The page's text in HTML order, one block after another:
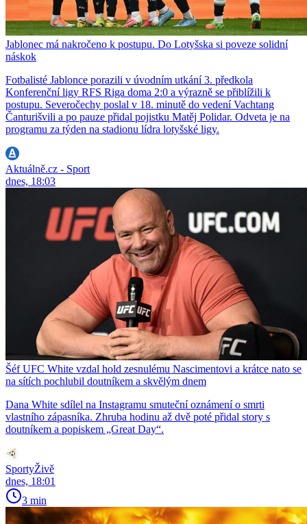
Jablonec má nakročeno k postupu. Do Lotyšska si poveze solidní
náskok
Fotbalisté Jablonce porazili v úvodním utkání 3. předkola
Konferenční ligy RFS Riga doma 2:0 a výrazně se přiblížili k
postupu. Severočechy poslal v 18. minutě do vedení Vachtang
Čanturišvili a po pauze přidal pojistku Matěj Polidar. Odveta je na
programu za týden na stadionu lídra lotyšské ligy.
Aktuálně.cz - Sport
dnes, 18:03
Šéf UFC White vzdal hold zesnulému Nascimentovi a krátce nato se
na sítích pochlubil doutníkem a skvělým dnem
Dana White sdílel na Instagramu smuteční oznámení o smrti
vlastního zápasníka. Zhruba hodinu až dvě poté přidal story s
doutníkem a popiskem „Great Day“.
SportyŽivě
dnes, 18:01
3 min